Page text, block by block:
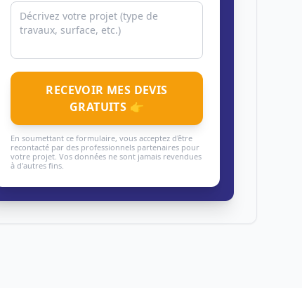
RECEVOIR MES DEVIS
GRATUITS 👉
En soumettant ce formulaire, vous acceptez d'être
recontacté par des professionnels partenaires pour
votre projet. Vos données ne sont jamais revendues
à d'autres fins.